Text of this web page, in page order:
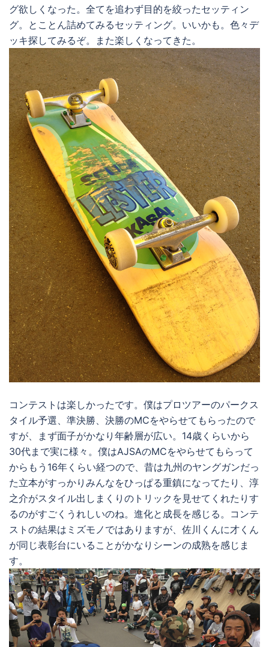
グ欲しくなった。全てを追わず目的を絞ったセッティン
グ。とことん詰めてみるセッティング。いいかも。色々デ
ッキ探してみるぞ。また楽しくなってきた。
コンテストは楽しかったです。僕はプロツアーのパークス
タイル予選、準決勝、決勝のMCをやらせてもらったので
すが、まず面子がかなり年齢層が広い。14歳くらいから
30代まで実に様々。僕はAJSAのMCをやらせてもらって
からもう16年くらい経つので、昔は九州のヤングガンだっ
た立本がすっかりみんなをひっぱる重鎮になってたり、淳
之介がスタイル出しまくりのトリックを見せてくれたりす
るのがすごくうれしいのね。進化と成長を感じる。コンテ
ストの結果はミズモノではありますが、佐川くんに才くん
が同じ表彰台にいることがかなりシーンの成熟を感じま
す。